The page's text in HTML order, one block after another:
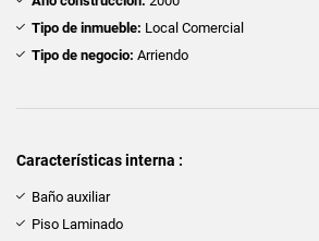
Tipo de inmueble: Local Comercial
Tipo de negocio: Arriendo
Características interna :
Baño auxiliar
Piso Laminado